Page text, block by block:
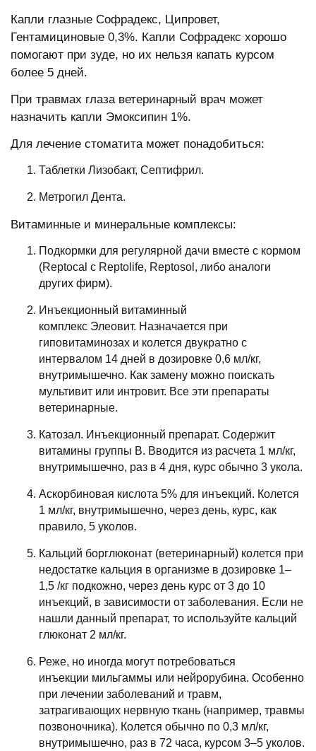
Капли глазные Софрадекс, Ципровет,
Гентамициновые 0,3%. Капли Софрадекс хорошо
помогают при зуде, но их нельзя капать курсом
более 5 дней.
При травмах глаза ветеринарный врач может
назначить капли Эмоксипин 1%.
Для лечение стоматита может понадобиться:
Таблетки Лизобакт, Септифрил.
Метрогил Дента.
Витаминные и минеральные комплексы:
Подкормки для регулярной дачи вместе с кормом
(Reptocal c Reptolife, Reptosol, либо аналоги
других фирм).
Инъекционный витаминный
комплекс Элеовит. Назначается при
гиповитаминозах и колется двукратно с
интервалом 14 дней в дозировке 0,6 мл/кг,
внутримышечно. Как замену можно поискать
мультивит или интровит. Все эти препараты
ветеринарные.
Катозал. Инъекционный препарат. Содержит
витамины группы В. Вводится из расчета 1 мл/кг,
внутримышечно, раз в 4 дня, курс обычно 3 укола.
Аскорбиновая кислота 5% для инъекций. Колется
1 мл/кг, внутримышечно, через день, курс, как
правило, 5 уколов.
Кальций борглюконат (ветеринарный) колется при
недостатке кальция в организме в дозировке 1–
1,5 /кг подкожно, через день курс от 3 до 10
инъекций, в зависимости от заболевания. Если не
нашли данный препарат, то используйте кальций
глюконат 2 мл/кг.
Реже, но иногда могут потребоваться
инъекции мильгаммы или нейрорубина. Особенно
при лечении заболеваний и травм,
затрагивающих нервную ткань (например, травмы
позвоночника). Колется обычно по 0,3 мл/кг,
внутримышечно, раз в 72 часа, курсом 3–5 уколов.